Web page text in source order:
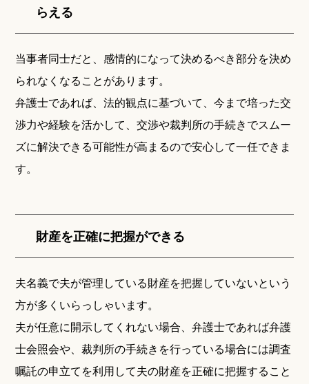
らえる
当事者同士だと、感情的になって決めるべき部分を決め
られなくなることがあります。
弁護士であれば、法的観点に基づいて、今まで培った交
渉力や経験を活かして、交渉や裁判所の手続きでスムー
ズに解決できる可能性が高まるので安心して一任できま
す。
財産を正確に把握ができる
夫名義で夫が管理している財産を把握していないという
方が多くいらっしゃいます。
夫が任意に開示してくれない場合、弁護士であれば弁護
士会照会や、裁判所の手続きを行っている場合には調査
嘱託の申立てを利用して夫の財産を正確に把握すること